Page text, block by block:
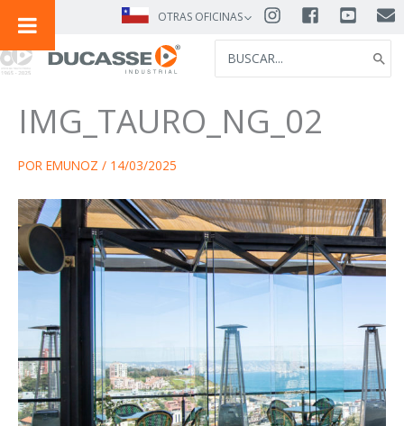
CONTENIDO
OTRAS OFICINAS
FOR:
IMG_TAURO_NG_02
POR EMUNOZ / 14/03/2025